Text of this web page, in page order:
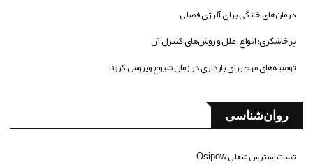
درمان‌های خانگی برای آلرژی فصلی
پرخاشگری؛ انواع، علل و روش‌های کنترل آن
توصیه‌های مهم برای بارداری در زمان شیوع ویروس کرونا
روان‌شناسی
تست استرس شغلی Osipow